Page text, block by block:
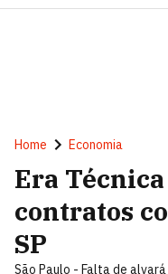
Home Economia
Era
contratos
SP
São Paulo - Falta de